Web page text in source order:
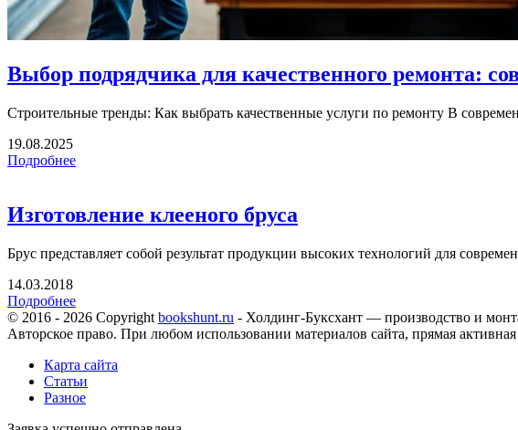
Выбор подрядчика для качественного ремонта:
Строительные тренды: Как выбрать качественные услуги по ремонту В
19.08.2025
Подробнее
Изготовление клееного бруса
Брус представляет собой результат продукции высоких технологий для
14.03.2018
Подробнее
© 2016 - 2026 Copyright bookshunt.ru - Холдинг-Буксхант — производство и
Авторское право. При любом использовании материалов сайта, прямая
Карта сайта
Статьи
Разное